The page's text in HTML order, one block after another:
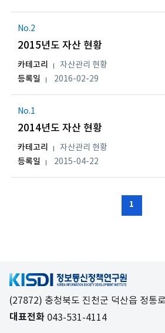
No.2
2015년도 자산 현황
카테고리
자산관리 현황
등록일
2016-02-29
No.1
2014년도 자산 현황
카테고리
자산관리 현황
등록일
2015-04-22
1
(27872) 충청북도 진천군 덕산읍 정통
대표전화 043-531-4114